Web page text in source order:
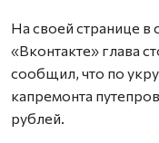
На своей странице в
«Вконтакте» глава
сообщил, что по
капремонта
рублей.